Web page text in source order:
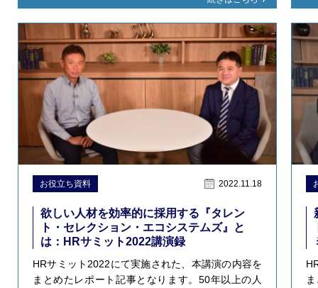
お役立ち資料 2022.11.18
欲しい人材を効率的に採用する『タレン
ト・セレクション・エコシステムズ』と
は：HRサミット2022講演録
HRサミット2022にて実施された、本講演の内容を
まとめたレポート記事となります。50年以上の人